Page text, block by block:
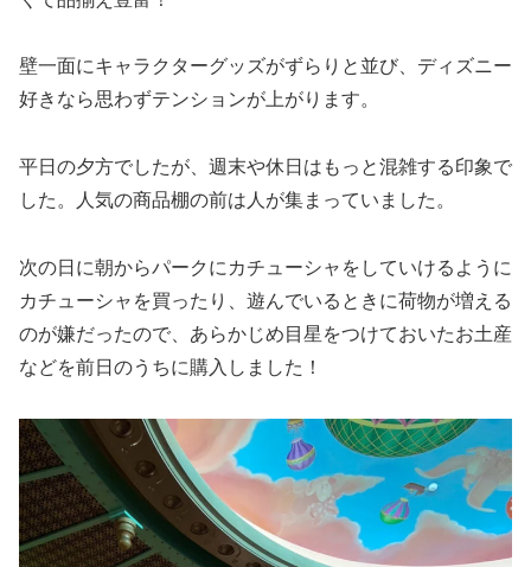
壁一面にキャラクターグッズがずらりと並び、ディズニー
好きなら思わずテンションが上がります。
平日の夕方でしたが、週末や休日はもっと混雑する印象で
した。人気の商品棚の前は人が集まっていました。
次の日に朝からパークにカチューシャをしていけるように
カチューシャを買ったり、遊んでいるときに荷物が増える
のが嫌だったので、あらかじめ目星をつけておいたお土産
などを前日のうちに購入しました！